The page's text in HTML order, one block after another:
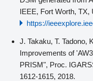
IEEE, Fort Worth, TX,
https://
J. Takaku, T. Tadono,
Improvements of
PRISM", Proc.
1612-1615, 2018.